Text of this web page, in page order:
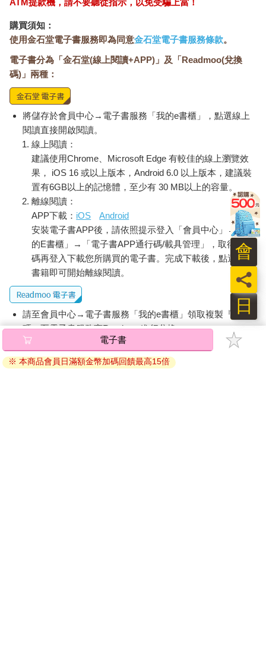
所有中學生憧憬的短劍，著實是美麗的裝飾。海兵的學生據
說都拿那短劍偷偷削鉛筆，但是故意拿如此莊嚴的象徵用於日常
湊巧他把機關學校的制服脫下，隨手掛在粉刷白漆的欄杆
上。還有他的長褲，雪白的內衣也是……那些東西在簇簇花朵旁
散發年輕人的汗水味。蜜蜂誤以為是一朵花，停在這潔白發亮的
內衣上。綴有金線裝飾的制服帽，就像之前在他頭上一樣，壓得
很低地端正掛在某根欄杆上。他受到學弟們挑戰，此刻去後面的
土俵玩相撲了。
那些隨手脫下的衣物，給人榮譽之墓的印象。五月數量驚人
的繁花，加深了這種印象。尤其是帽簷漆黑反光的制服帽，掛在
一旁的皮帶和短劍，徹底與他的肉體分離，反而散發抒情式美
感，那本身幾乎等同回憶……換言之，看起來就像少年英雄的遺
我確認四下無人。相撲場那邊響起叫喊聲。我從口袋取出生
鏽的削鉛筆小刀躡足走近，在那美麗短劍的黑色劍鞘背面，劃下
兩三條難看的刀痕。……
……以上的記述，或許令人立刻斷定我是個有詩人氣質的少
年。但到今天為止，別說是詩了，我連手記都沒寫過。我本就欠
缺用其他能力來彌補不如他人的能力，企圖藉此超越他人的那種
衝動。換言之，我太過傲慢以致無法成為藝術家。成為暴君和大
藝術家的夢想始終只是夢想，我完全無意實際動手去達成甚麼。
購買須知：
使用金石堂電子書服務即為同意金石堂電子書服務條款。
電子書分為「金石堂(線上閱讀+APP)」及「Readmoo(兌換
碼)」兩種：
將儲存於會員中心→電子書服務「我的e書櫃」，點選線上
閱讀直接開啟閱讀。
線上閱讀：
建議使用Chrome、Microsoft Edge 有較佳的線上瀏覽效
果， iOS 16 或以上版本，Android 6.0 以上版本，建議裝
置有6GB以上的記憶體，至少有 30 MB以上的容量。
離線閱讀：
APP下載： iOS
Android
安裝電子書APP後，請依照提示登入「會員中心」→「我
的E書櫃」→「電子書APP通行碼/載具管理」，取得通行
碼再登入下載您所購買的電子書。完成下載後，點選任一
書籍即可開始離線閱讀。
請至會員中心→電子書服務「我的e書櫃」領取複製『兌換
碼』至電子書服務商Readmoo進行兌換。
退換貨須知：
因版權保護，您在金石堂所購買的電子書僅能以金石堂專屬
電子書
※ 本商品會員日滿額金幣加碼回饋最高15倍
日
員
會